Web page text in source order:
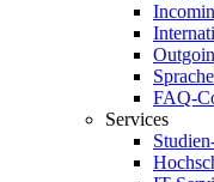
FAQ-
Services